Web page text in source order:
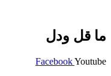
ما قل ودل
FacebookYoutube